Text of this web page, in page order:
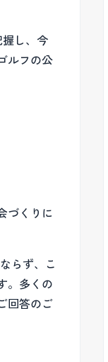
し、今
ルフの公
づくりに
らず、こ
。多くの
回答のご